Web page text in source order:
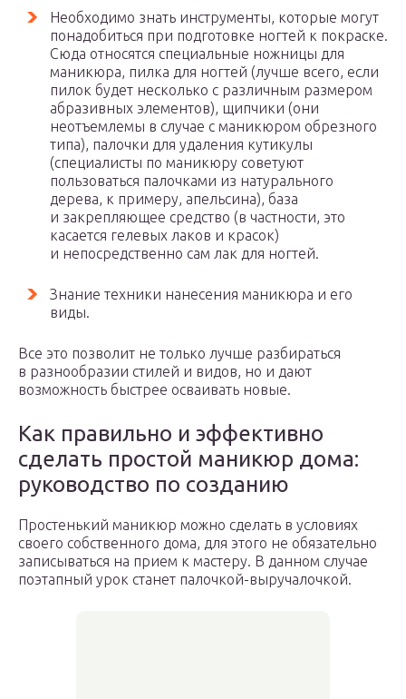
Необходимо знать инструменты, которые могут
понадобиться при подготовке ногтей к покраске.
Сюда относятся специальные ножницы для
маникюра, пилка для ногтей (лучше всего, если
пилок будет несколько с различным размером
абразивных элементов), щипчики (они
неотъемлемы в случае с маникюром обрезного
типа), палочки для удаления кутикулы
(специалисты по маникюру советуют
пользоваться палочками из натурального
дерева, к примеру, апельсина), база
и закрепляющее средство (в частности, это
касается гелевых лаков и красок)
и непосредственно сам лак для ногтей.
Знание техники нанесения маникюра и его
виды.
Все это позволит не только лучше разбираться
в разнообразии стилей и видов, но и дают
возможность быстрее осваивать новые.
Как правильно и эффективно
сделать простой маникюр дома:
руководство по созданию
Простенький маникюр можно сделать в условиях
своего собственного дома, для этого не обязательно
записываться на прием к мастеру. В данном случае
поэтапный урок станет палочкой-выручалочкой.